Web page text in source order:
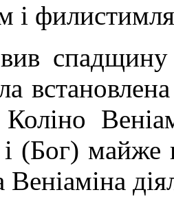
і
Коліно
і (Бог)
Веніаміна